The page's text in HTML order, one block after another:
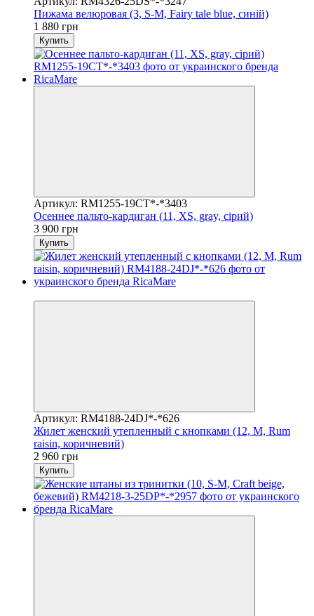
Пижама велюровая (3, S-M, Fairy tale blue, синій)
1 880 грн
Купить
Артикул: RM1255-19CT*-*3403
Осеннее пальто-кардиган (11, XS, gray, сірий)
3 900 грн
Купить
Артикул: RM4188-24DJ*-*626
Жилет женский утепленный с кнопками (12, M, Rum
raisin, коричневий)
2 960 грн
Купить